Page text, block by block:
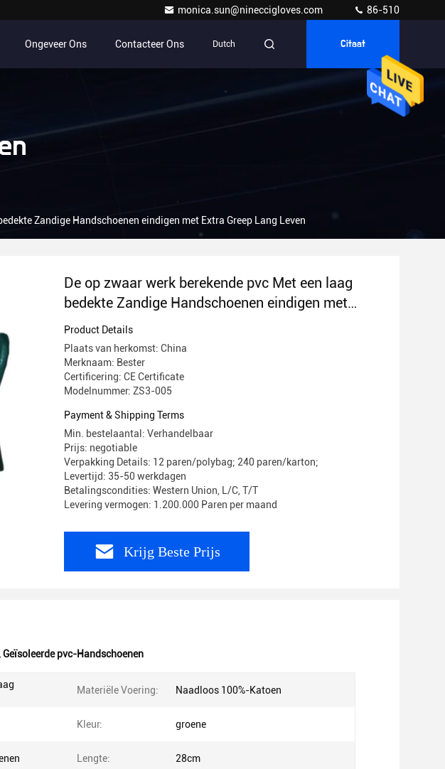
monica.sun@nineccigloves.com 86-510
Ongeveer Ons Contacteer Ons Dutch Citaat
Zandige Handschoenen eindigen met Extra Greep Lang Leven
De op zwaar werk berekende pvc Met een laag
bedekte Zandige Handschoenen eindigen met
Extra Greep Lang Leven
Product Details
Plaats van herkomst: China
Merknaam: Bester
Certificering: CE Certificate
Modelnummer: ZS3-005
Payment & Shipping Terms
Min. bestelaantal: Verhandelbaar
Prijs: negotiable
Verpakking Details: 12 paren/polybag; 240 paren/karton;
Levertijd: 35-50 werkdagen
Betalingscondities: Western Union, L/C, T/T
Levering vermogen: 1.200.000 Paren per maand
Krijg Beste Prijs
Geïsoleerde pvc-Handschoenen
Materiële Voering: Naadloos 100%-Katoen
Kleur: groene
Lengte: 28cm